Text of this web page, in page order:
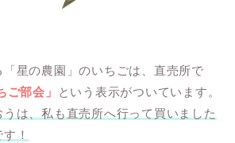
星の農園」のいちごは、直売所で
部会」
という表示がついています。
は、私も直売所へ行って買いました
！